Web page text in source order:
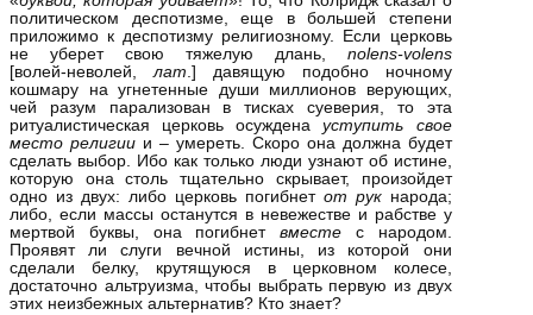
политическом деспотизме, еще в большей степени
приложимо к деспотизму религиозному. Если церковь
не уберет свою тяжелую длань, nolens‑volens
[волей‑неволей,лат.] давящую подобно ночному
кошмару на угнетенные души миллионов верующих,
чей разум парализован в тисках суеверия, то эта
ритуалистическая церковь осужденауступить свое
место религиии – умереть. Скоро она должна будет
сделать выбор. Ибо как только люди узнают об истине,
которую она столь тщательно скрывает, произойдет
одно из двух: либо церковь погибнет от рукнарода;
либо, если массы останутся в невежестве и рабстве у
мертвой буквы, она погибнетвместе с народом.
Проявят ли слуги вечной истины, из которой они
сделали белку, крутящуюся в церковном колесе,
достаточно альтруизма, чтобы выбрать первую из двух
этих неизбежных альтернатив? Кто знает?